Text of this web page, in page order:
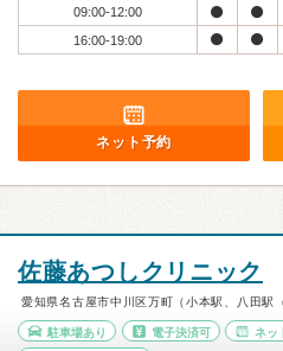
09:00-12:00
16:00-19:00
ネット予約
佐藤あつしクリニック
愛知県名古屋市中川区万町（小本駅、八田駅
駐車場あり 電子決済可 ネッ